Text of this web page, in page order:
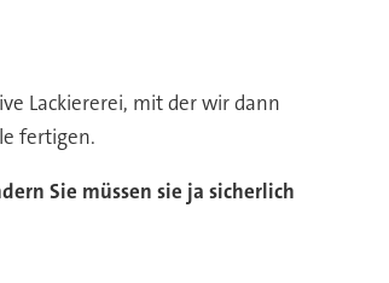
Lackiererei, mit der wir dann
fertigen.
Sie müssen sie ja sicherlich